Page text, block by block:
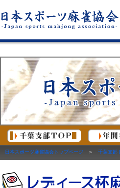
日本スポーツ麻雀協会トップページ ＞ 千葉支部